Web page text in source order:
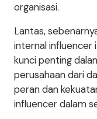
organisasi.
Lantas,
internal influencer
kunci penting
perusahaan dari
peran dan
influencer dalam